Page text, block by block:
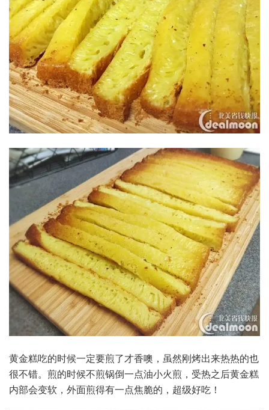
黄金糕吃的时候一定要煎了才香噢，虽然刚烤出来热热的也
很不错。煎的时候不煎锅倒一点油小火煎，受热之后黄金糕
内部会变软，外面煎得有一点焦脆的，超级好吃！